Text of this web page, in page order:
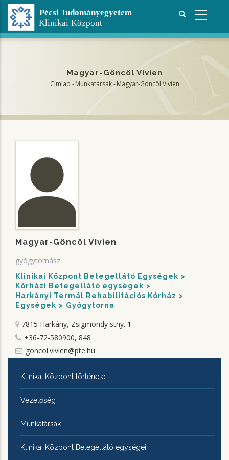
Ugrás
tartalomra
Magyar-Göncöl Vivien
Címlap - Munkatársak - Magyar-Göncöl Vivien
Magyar-Göncöl Vivien
gyógytornász
Klinikai Központ Betegellátó Egységek
Kórházi Betegellátó egységek
Harkányi Termál Rehabilitációs Kórház
Egységek
Gyógytorna
7815 Harkány, Zsigmondy stny. 1
+36-72-580900, 848
goncol.vivien@pte.hu
KLINIKAI
KÖZPONTRÓL
Klinikai Központ története
Vezetőség
Munkatársak
Klinikai Központ Betegellátó egységei